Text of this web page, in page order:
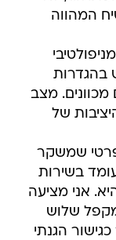
המהווה
בהגדרות
מכוונים. מצב
של
שמשקר
בשירות
אני מציעה
שלוש
הגנתי